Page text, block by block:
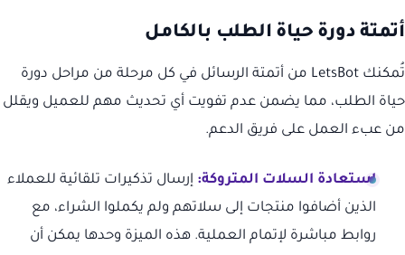
أتمتة دورة حياة الطلب بالكامل
تُمكنك LetsBot من أتمتة الرسائل في كل مرحلة من مراحل دورة
حياة الطلب، مما يضمن عدم تفويت أي تحديث مهم للعميل ويقلل
من عبء العمل على فريق الدعم.
استعادة السلات المتروكة: إرسال تذكيرات تلقائية للعملاء
الذين أضافوا منتجات إلى سلاتهم ولم يكملوا الشراء، مع
روابط مباشرة لإتمام العملية. هذه الميزة وحدها يمكن أن